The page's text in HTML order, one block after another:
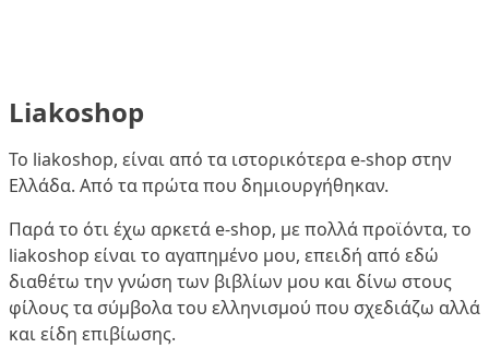
Liakoshop
Το liakoshop, είναι από τα ιστορικότερα e-shop στην
Ελλάδα. Από τα πρώτα που δημιουργήθηκαν.
Παρά το ότι έχω αρκετά e-shop, με πολλά προϊόντα, το
liakoshop είναι το αγαπημένο μου, επειδή από εδώ
διαθέτω την γνώση των βιβλίων μου και δίνω στους
φίλους τα σύμβολα του ελληνισμού που σχεδιάζω αλλά
και είδη επιβίωσης.